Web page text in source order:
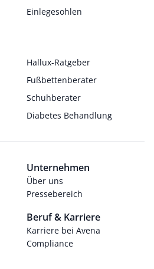
Einlegesohlen
Hallux-Ratgeber
Fußbettenberater
Schuhberater
Diabetes Behandlung
Unternehmen
Über uns
Pressebereich
Beruf & Karriere
Karriere bei Avena
Compliance